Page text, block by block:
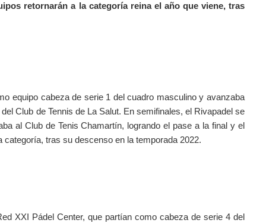
retornarán a la categoría reina el año que viene, tras
equipo cabeza de serie 1 del cuadro masculino y avanzaba
Club de Tennis de La Salut. En semifinales, el Rivapadel se
al Club de Tenis Chamartín, logrando el pase a la final y el
tras su descenso en la temporada 2022.
XXI Pádel Center, que partían como cabeza de serie 4 del